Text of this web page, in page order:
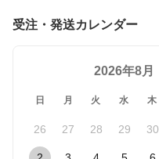
受注・発送カレンダー
2026年8月
日 月 火 水 木
26 27 28 29 30